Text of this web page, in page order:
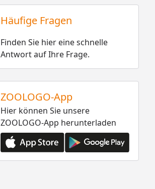
Häufige Fragen
Finden Sie hier eine schnelle
Antwort auf Ihre Frage.
ZOOLOGO-App
Hier können Sie unsere
ZOOLOGO-App herunterladen